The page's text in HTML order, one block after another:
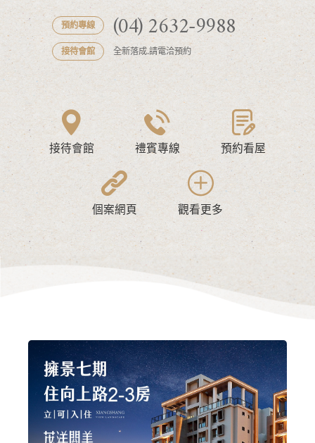
預約專線 (04) 2632-9988
接待會館 全新落成.請電洽預約
接待會館 禮賓專線 預約看屋
個案網頁 觀看更多